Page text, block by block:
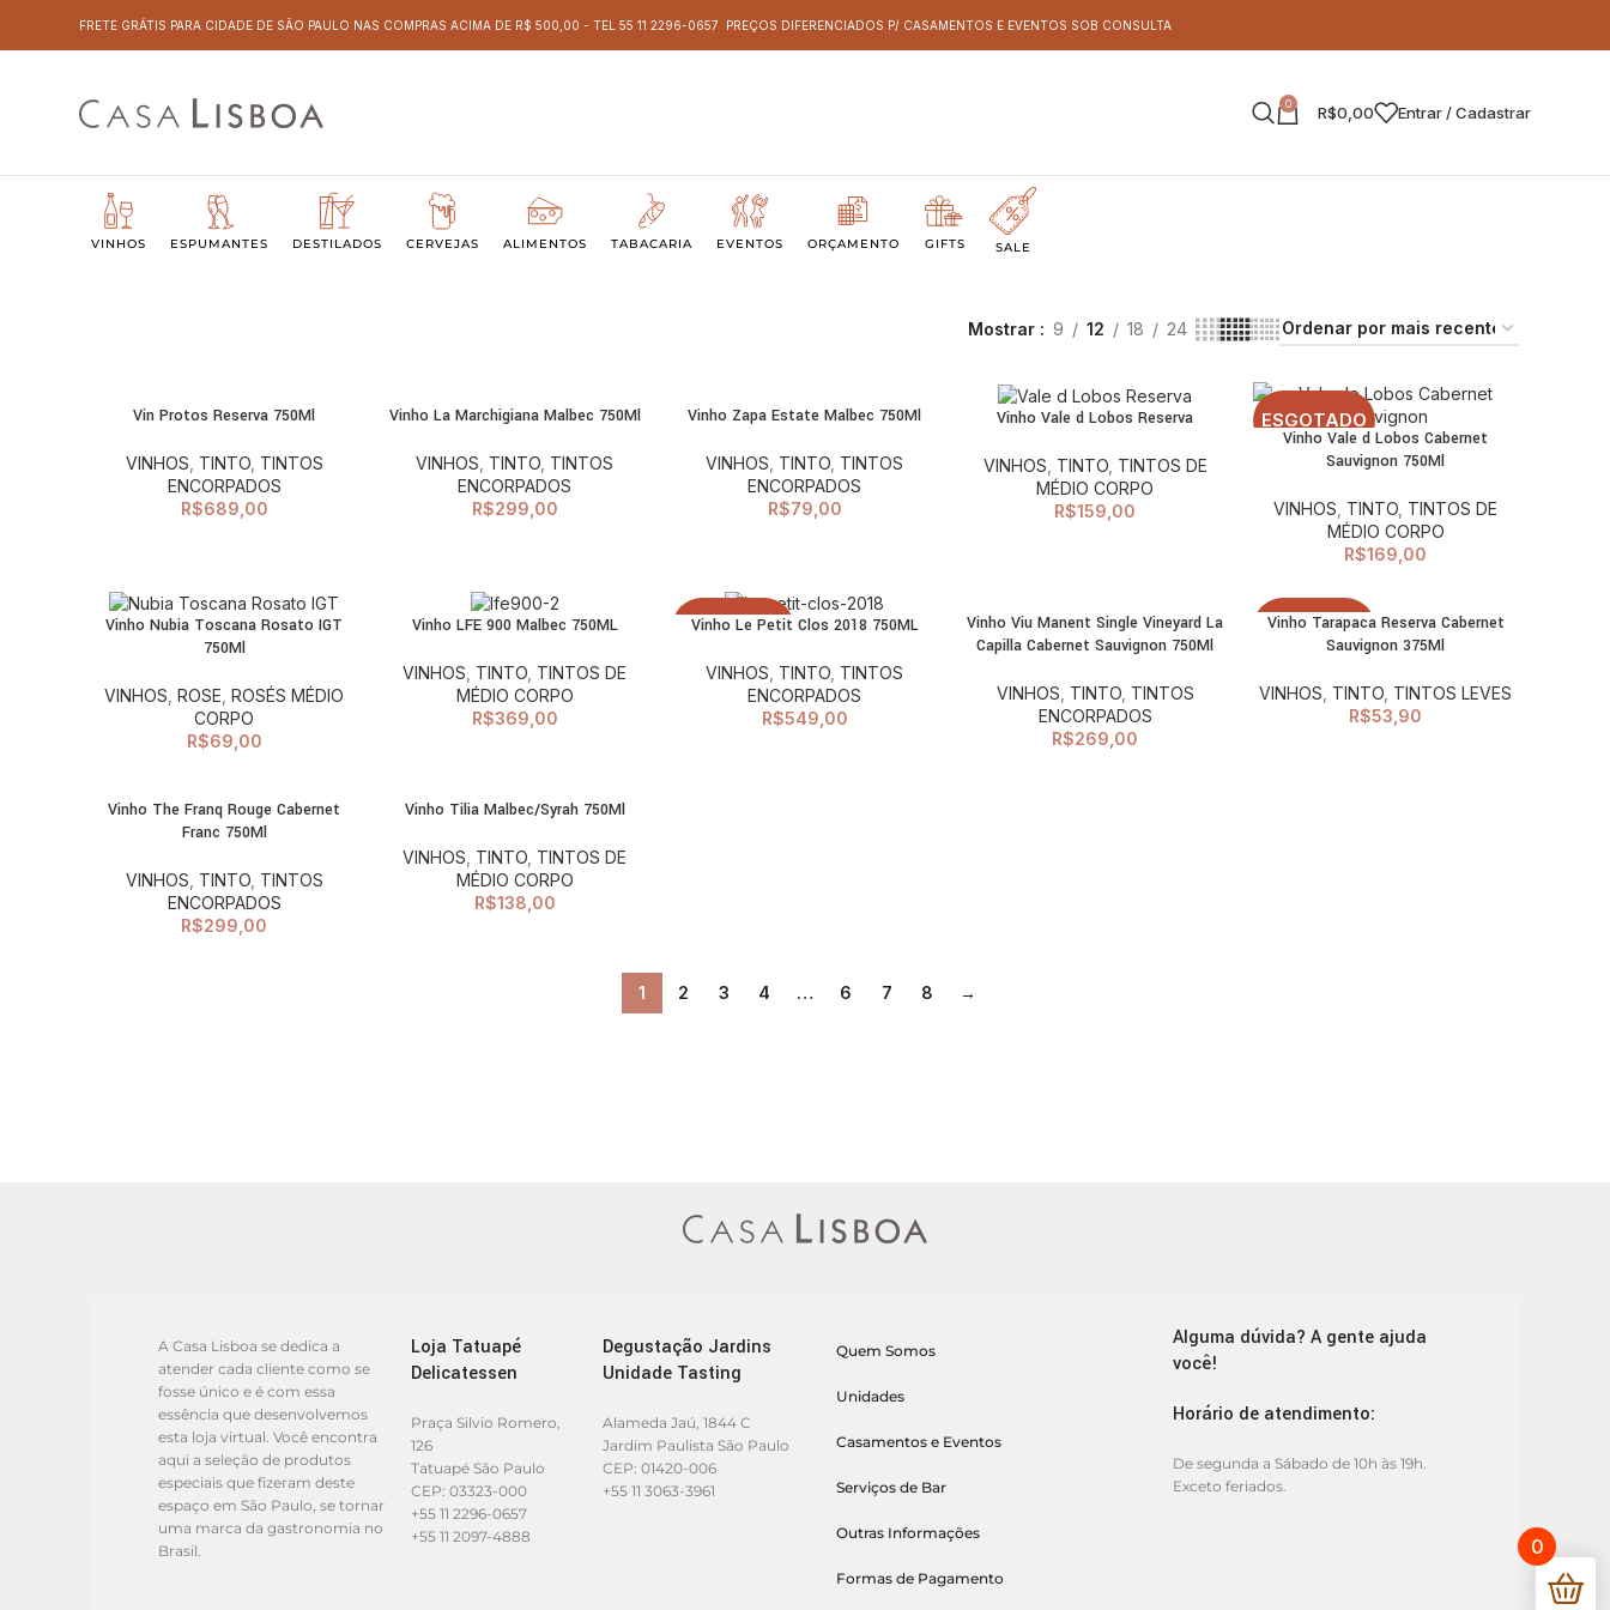
FRETE GRÁTIS PARA CIDADE DE SÃO PAULO NAS COMPRAS ACIMA DE R$ 500,00 - TEL 55 11 2296-0657 PREÇOS DIFERENCIADOS P/ CASAMENTOS E EVENTOS SOB CONSULTA
0 R$0,00 Entrar / Cadastrar
VINHOS ESPUMANTES DESTILADOS CERVEJAS ALIMENTOS TABACARIA EVENTOS ORÇAMENTO GIFTS SALE
Mostrar 9 12 18 24
ADICIONAR AO
Vin Protos Reserva 750Ml
VINHOS TINTO, TINTOS
ENCORPADOS
R$689,00
ADICIONAR AO
Vinho La Marchigiana Malbec 750Ml
VINHOS TINTO TINTOS
ENCORPADOS
R$299,00
ADICIONAR AO
Vinho Zapa Estate Malbec 750Ml
VINHOS TINTO TINTOS
ENCORPADOS
R$79,00
ADICIONAR AO
Vinho Vale d Lobos Reserva
VINHOS TINTO, TINTOS DE
MÉDIO CORPO
R$159,00
ESGOTADO
LEIA MAIS
Vinho Vale d Lobos Cabernet
Sauvignon 750Ml
VINHOS TINTO TINTOS DE
MÉDIO CORPO
R$169,00
ADICIONAR AO
CARRINHO
Vinho Nubia Toscana Rosato IGT
750Ml
VINHOS ,ROSE ,ROSÉS MÉDIO
CORPO
R$69,00
ADICIONAR AO
Vinho LFE 900 Malbec 750ML
VINHOS TINTO TINTOS DE
MÉDIO CORPO
R$369,00
ESGOTADO
LEIA MAIS
Vinho Le Petit Clos 2018 750ML
VINHOS TINTO TINTOS
ENCORPADOS
R$549,00
ADICIONAR AO
CARRINHO
Vinho Viu Manent Single Vineyard La
Capilla Cabernet Sauvignon 750Ml
VINHOS TINTO, TINTOS
ENCORPADOS
R$269,00
ESGOTADO
LEIA MAIS
Vinho Tarapaca Reserva Cabernet
Sauvignon 375Ml
VINHOS TINTO TINTOS LEVES
R$53,90
ADICIONAR AO
CARRINHO
Vinho The Franq Rouge Cabernet
Franc 750Ml
VINHOS TINTO, TINTOS
ENCORPADOS
R$299,00
ADICIONAR AO
Vinho Tilia Malbec/Syrah 750Ml
VINHOS TINTO TINTOS DE
MÉDIO CORPO
R$138,00
1 2 3 4 … 6 7 8 →
A Casa Lisboa se dedica a
atender cada cliente como se
fosse único e é com essa
essência que desenvolvemos
esta loja virtual. Você encontra
aqui a seleção de produtos
especiais que fizeram deste
espaço em São Paulo, se tornar
uma marca da gastronomia no
Brasil.
Loja Tatuapé
Delicatessen
Praça Silvio Romero,
126
Tatuapé São Paulo
CEP: 03323-000
+55 11 2296-0657
+55 11 2097-4888
Degustação Jardins
Unidade Tasting
Alameda Jaú, 1844 C
Jardim Paulista São Paulo
CEP: 01420-006
+55 11 3063-3961
Quem Somos
Unidades
Casamentos e Eventos
Serviços de Bar
Outras Informações
Formas de Pagamento
Alguma dúvida? A gente ajuda
você!
Horário de atendimento:
De segunda a Sábado de 10h às 19h.
Exceto feriados.
0